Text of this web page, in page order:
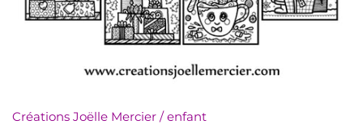
Créations Joëlle Mercier /enfant
Sachets (minis 4x5)